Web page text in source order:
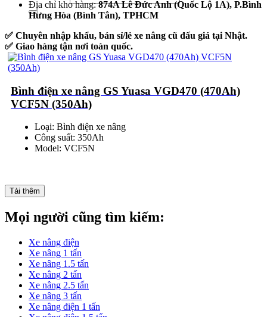
Địa chỉ kho hàng:874A Lê Đức Anh (Quốc Lộ 1A), P.Bình
Hưng Hòa (Bình Tân), TPHCM
✅ Chuyên nhập khẩu, bán sỉ/lẻ xe nâng cũ đấu giá tại Nhật.
✅ Giao hàng tận nơi toàn quốc.
Bình điện xe nâng GS Yuasa VGD470 (470Ah)
VCF5N (350Ah)
Loại: Bình điện xe nâng
Công suất: 350Ah
Model: VCF5N
Tải thêm
Mọi người cũng tìm kiếm:
Xe nâng điện
Xe nâng 1 tấn
Xe nâng 1.5 tấn
Xe nâng 2 tấn
Xe nâng 2.5 tấn
Xe nâng 3 tấn
Xe nâng điện 1 tấn